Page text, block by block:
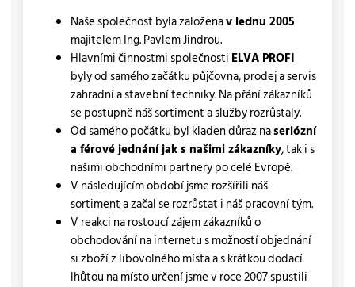
Naše společnost byla založenav lednu 2005
majitelem Ing. Pavlem Jindrou.
Hlavními činnostmi společnosti ELVA PROFI
byly od samého začátku půjčovna, prodej a servis
zahradní a stavební techniky. Na přání zákazníků
se postupně náš sortiment a služby rozrůstaly.
Od samého počátku byl kladen důraz naseriózní
a férové jednání jak s našimi zákazníky, tak i s
našimi obchodními partnery po celé Evropě.
V následujícím období jsme rozšířili náš
sortiment a začal se rozrůstat i náš pracovní tým.
V reakci na rostoucí zájem zákazníků o
obchodování na internetu s možností objednání
si zboží z libovolného místa a s krátkou dodací
lhůtou na místo určení jsme v roce 2007 spustili